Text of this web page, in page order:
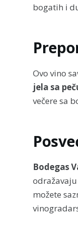
bogatih i
Ovo vino
jela sa
večere sa
Bodegas
možete